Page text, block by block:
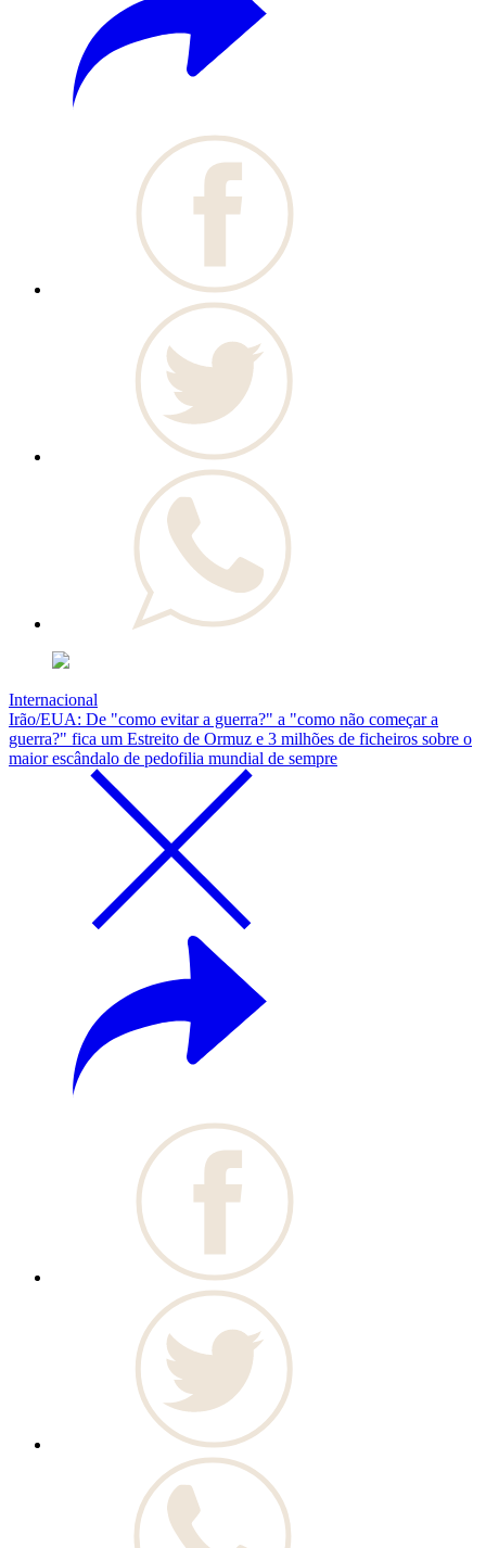
Internacional
Irão/EUA: De "como evitar a guerra?" a "como não começar a
guerra?" fica um Estreito de Ormuz e 3 milhões de ficheiros sobre o
maior escândalo de pedofilia mundial de sempre